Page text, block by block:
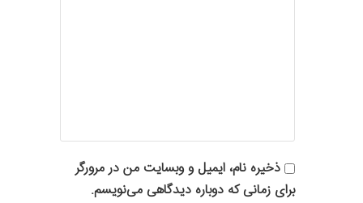
ذخیره نام، ایمیل و وبسایت من در مرورگر
برای زمانی که دوباره دیدگاهی می‌نویسم.